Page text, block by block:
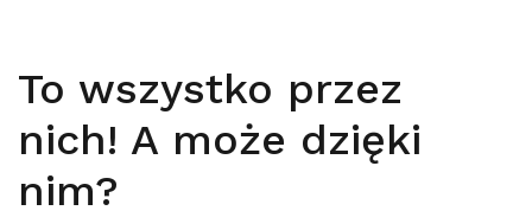
To wszystko przez
nich! A może dzięki
nim?